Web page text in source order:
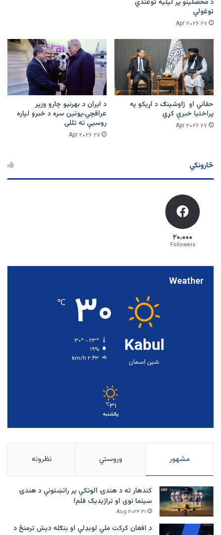
د محصلینو پر لیلیه توغندي
توغولي
۲۷ Apr ۲۰۲۶
حقاني او ژاوشینګ د اړیکو په
پراختیا خبرې کړي
۲۷ Apr ۲۰۲۶
د ایران د بهرنیو چارو وزیر
عراقچي،پوتین سره د خبرو لپاره
روسیې ته تللی
۲۷ Apr ۲۰۲۶
څارونکي
۲۰،۰۰۰
Followers
Weather
Kabul
شین اسمان
۳۰ ℃
۱۹%
۲.۴۳ km/h
۳۱℃
یکشنبه
مشهور وروستي نظرونه
کندهار ته د هندۍ الوتکې پر راتښتونې د هندۍ
سینما نوی او تراژيديک فلم!
۳۱ Aug ۲۰۲۴
د افغان کرکت ملي لوبډلې او بنګله دیش ترمنځ د